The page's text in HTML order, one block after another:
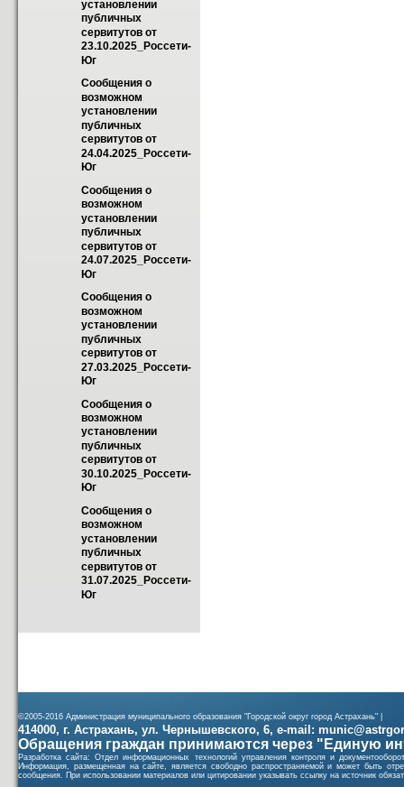
установлении
публичных
сервитутов от
23.10.2025_Россети-
Юг
Сообщения о
возможном
установлении
публичных
сервитутов от
24.04.2025_Россети-
Юг
Сообщения о
возможном
установлении
публичных
сервитутов от
24.07.2025_Россети-
Юг
Сообщения о
возможном
установлении
публичных
сервитутов от
27.03.2025_Россети-
Юг
Сообщения о
возможном
установлении
публичных
сервитутов от
30.10.2025_Россети-
Юг
Сообщения о
возможном
установлении
публичных
сервитутов от
31.07.2025_Россети-
Юг
©2005-2016 Администрация муниципального образования "Городской округ город Астрахань" |
414000, г. Астрахань, ул. Чернышевского, 6, e-mail:
Обращения граждан принимаются через "Единую
Разработка сайта: Отдел информационных технологий управления контроля и
Информация, размещенная на сайте, является свободно распространяемой и может быть
сообщения. При использовании материалов или цитировании указывать ссылку на источник